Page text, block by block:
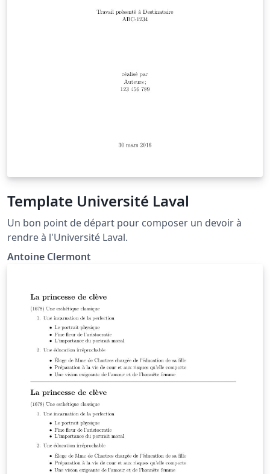
Template Université Laval
Un bon point de départ pour composer un devoir à
rendre à l'Université Laval.
Antoine Clermont